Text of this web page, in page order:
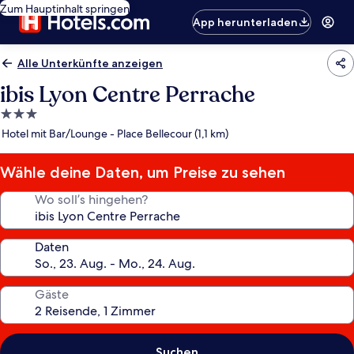
Zum Hauptinhalt springen
App herunterladen
Alle Unterkünfte anzeigen
ibis Lyon Centre Perrache
3.0-
Sterne-
Hotel mit Bar/Lounge - Place Bellecour (1,1 km)
Wähle deine Daten, um Preise zu sehen
Wo soll’s hingehen?
Daten
Gäste